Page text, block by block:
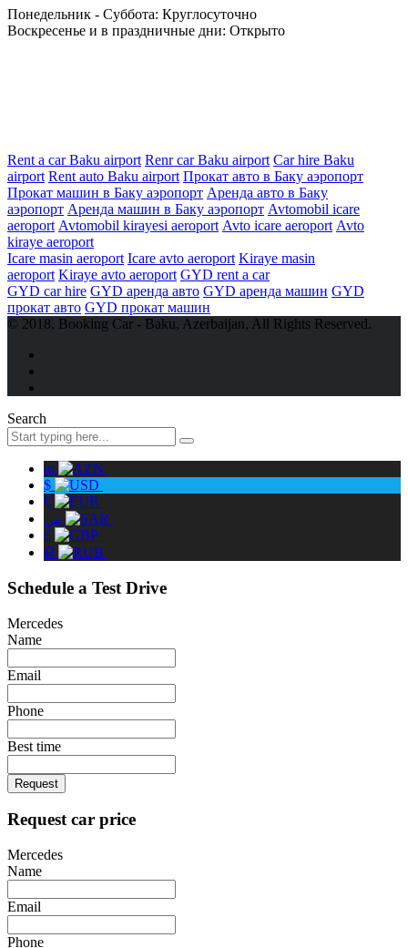
Понедельник - Суббота: Круглосуточно
Воскресенье и в праздничные дни: Открыто
Rent a car Baku airport Renr car Baku airport Car hire Baku
airport Rent auto Baku airport Прокат авто в Баку аэропорт
Прокат машин в Баку аэропорт Аренда авто в Баку
аэропорт Аренда машин в Баку аэропорт Avtomobil icare
aeroport Avtomobil kirayesi aeroport Avto icare aeroport Avto
kiraye aeroport
Icare masin aeroport Icare avto aeroport Kiraye masin
aeroport Kiraye avto aeroport GYD rent a car
GYD car hire GYD аренда авто GYD аренда машин GYD
прокат авто GYD прокат машин
© 2018, Booking Car - Baku, Azerbaijan, All Rights Reserved.
Search
m
$
€
س
£
Ք
Schedule a Test Drive
Mercedes
Name
Email
Phone
Best time
Request
Request car price
Mercedes
Name
Email
Phone